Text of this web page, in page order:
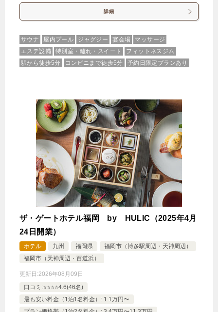
詳細
サウナ 屋内プール ジャグジー 宴会場
マッサージ
エステ設備
特別室・離れ・スイート
フィットネスジム
駅から徒歩5分
コンビニまで徒歩5分 予約日限定プランあり
ザ・ゲートホテル福岡 by HULIC（2025年4月
24日開業）
ホテル 九州 福岡県
福岡市（博多駅周辺・天神周辺）
福岡市（天神周辺・百道浜）
更新日:2026年08月09日
口コミ:⭐️⭐️⭐️⭐️4.6(46名)
最も安い料金（1泊1名料金）: 1.1万円〜